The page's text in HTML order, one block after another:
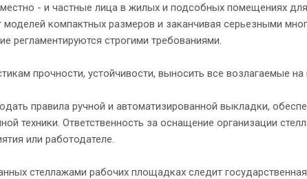
- и частные лица в жилых и подсобных помещениях
моделей компактных размеров и заканчивая серьезными
регламентируются строгими требованиями.
прочности, устойчивости, выносить все возлагаемые
правила ручной и автоматизированной выкладки,
техники. Ответственность за оснащение организации
или работодателе.
стеллажами рабочих площадках следит